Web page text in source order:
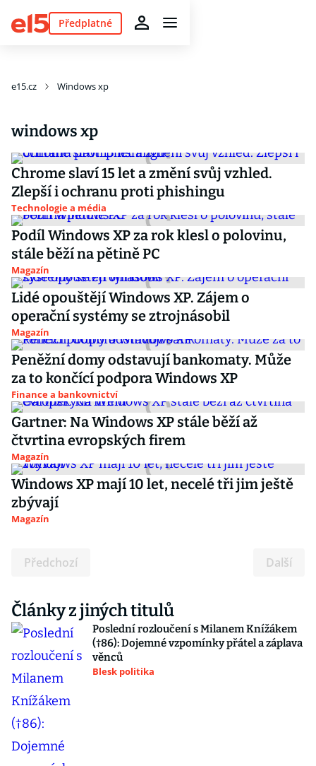
Předplatné
e15.cz Windows xp
windows xp
Chrome slaví 15 let a změní svůj vzhled.
Zlepší i ochranu proti phishingu
Technologie a média
Podíl Windows XP za rok klesl o polovinu,
stále běží na pětině PC
Magazín
Lidé opouštějí Windows XP. Zájem o
operační systémy se ztrojnásobil
Magazín
Peněžní domy odstavují bankomaty. Může
za to končící podpora Windows XP
Finance a bankovnictví
Gartner: Na Windows XP stále běží až
čtvrtina evropských firem
Magazín
Windows XP mají 10 let, necelé tři jim ještě
zbývají
Magazín
Předchozí Další
Články z jiných titulů
Poslední rozloučení s Milanem Knížákem
(†86): Dojemné vzpomínky přátel a záplava
věnců
Blesk politika